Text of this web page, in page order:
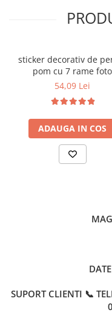
sticker decorativ de
pom cu 7 rame foto
54,09 Lei
ADAUGA IN COS
SUPORT CLIENTI 📞